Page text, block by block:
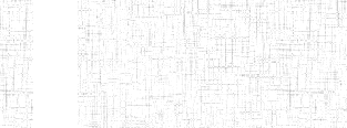
LAIQUE
ENIEG BERYLA 06/06/
ENIEG
28/08/2009